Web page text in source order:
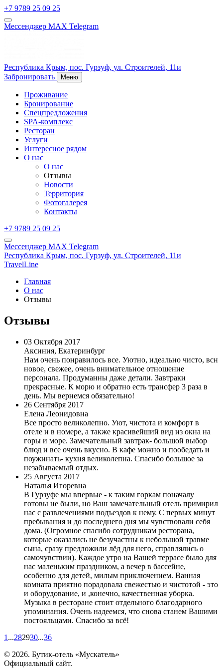
+7 9789 25 09 25
Мессенджер MAX Telegram
Республика Крым, пос. Гурзуф, ул. Строителей, 11и
Забронировать
Меню
Проживание
Бронирование
Спецпредложения
SPA-комплекс
Ресторан
Услуги
Интересное рядом
О нас
О нас
Отзывы
Новости
Территория
Фотогалерея
Контакты
+7 9789 25 09 25
Мессенджер MAX Telegram
Республика Крым, пос. Гурзуф, ул. Строителей, 11и
TravelLine
Главная
О нас
Отзывы
Отзывы
03 Октября 2017
Аксиния, Екатеринбург
Нам очень понравилось все. Уютно, идеально чисто, всн
новое, свежее, очень внимательное отношение
персонала. Продуманны даже детали. Завтраки
прекрасные. К морю и обратно есть трансфер 3 раза в
день. Мы вернемся обязательно!
26 Сентября 2017
Елена Леонидовна
Все просто великолепно. Уют, чистота и комфорт в
отеле и в номере, а также красивейший вид из окна на
горы и море. Замечательный завтрак- большой выбор
блюд и все очень вкусно. В кафе можно и пообедать и
поужинать- кухня великолепна. Спасибо большое за
незабываемый отдых.
25 Августа 2017
Наталья Игоревна
В Гурзуфе мы впервые - к таким горкам поначалу
готовы не были, но Ваш замечательный отель примирил
нас с развлечениями подъездов к нему. С первых минут
пребывания и до последнего дня мы чувствовали себя
дома. (Огромное спасибо сотрудникам ресторана,
которые оказались не безучастны к небольшой травме
сына, сразу предложили лёд для него, справлялись о
самочувствии). Каждое утро на Вашей террасе было для
нас маленьким праздником, а вечер в бассейне,
особенно для детей, милым приключением. Ванная
комната приятно порадовала свежестью и чистотой - это
и оборудование, и ,конечно, качественная уборка.
Музыка в ресторане стоит отдельного благодарного
упоминания. Очень надеемся, что снова станем Вашими
постояльцами. Спасибо за всё!
1 ...282930...36
© 2026. Бутик-отель «Мускатель»
Официальный сайт.